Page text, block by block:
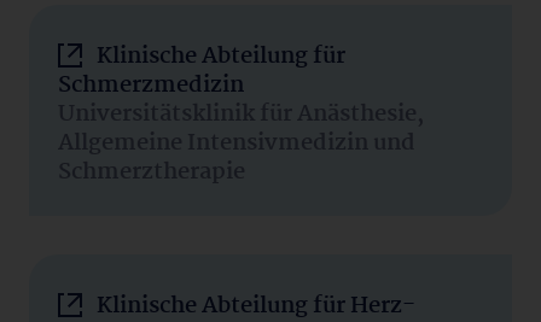
Klinische Abteilung für
Schmerzmedizin
Universitätsklinik für Anästhesie,
Allgemeine Intensivmedizin und
Schmerztherapie
Klinische Abteilung für Herz-